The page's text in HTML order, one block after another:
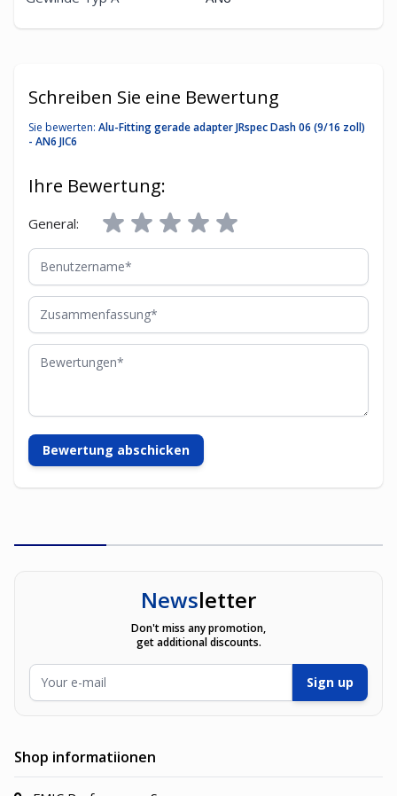
Schreiben Sie eine Bewertung
Sie bewerten: Alu-Fitting gerade adapter JRspec Dash 06 (9/16 zoll)
- AN6 JIC6
Ihre Bewertung:
General:
Benutzername
Zusammenfassung
Bewertungen
Bewertung abschicken
Newsletter
Don't miss any promotion,
get additional discounts.
Sign up
Shop informatiionen